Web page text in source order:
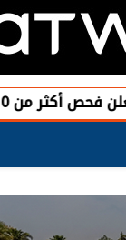
لدى حديثي الولادة